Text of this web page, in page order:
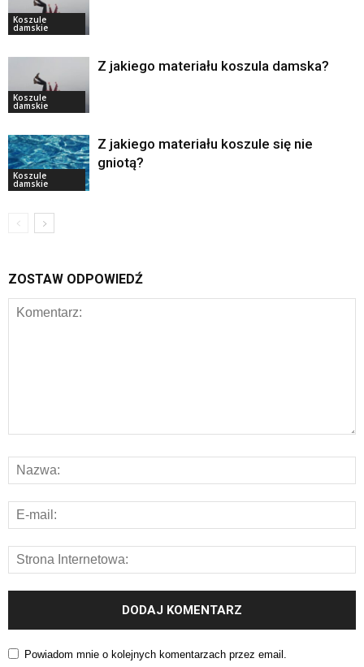
Koszule
damskie
Koszule
damskie
Z jakiego materiału koszula damska?
Koszule
damskie
Z jakiego materiału koszule się nie
gniotą?
ZOSTAW ODPOWIEDŹ
Powiadom mnie o kolejnych komentarzach przez email.